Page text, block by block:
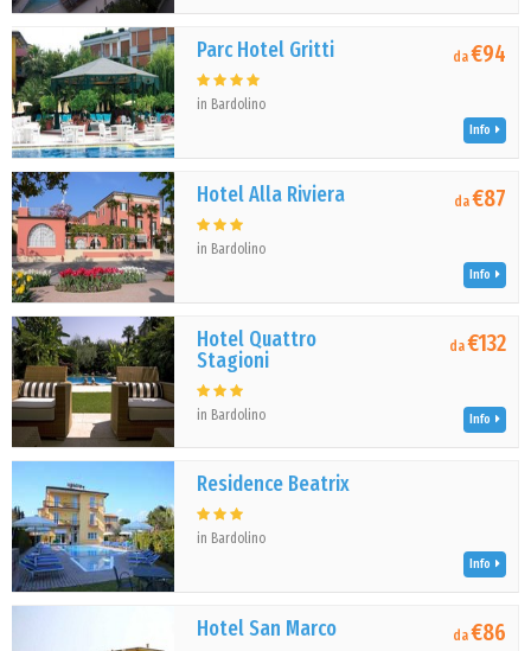
Parc Hotel Gritti
in Bardolino
da€94
Info
Hotel Alla Riviera
in Bardolino
da€87
Info
Hotel Quattro
Stagioni
in Bardolino
da€132
Info
Residence Beatrix
in Bardolino
Info
Hotel San Marco da€86